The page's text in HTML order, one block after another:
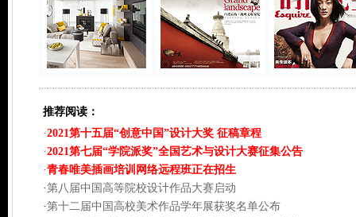
推荐阅读：
·2021第十五届“创意中国”设计大奖 征稿章程
·2021第七届“学院派奖”全国艺术与设计大赛征集公告
·青春唯美插画培训网络远程班正在招生
·第八届中国高等院校设计作品大赛启动
·第十二届中国高校美术作品学年展获奖名单公布